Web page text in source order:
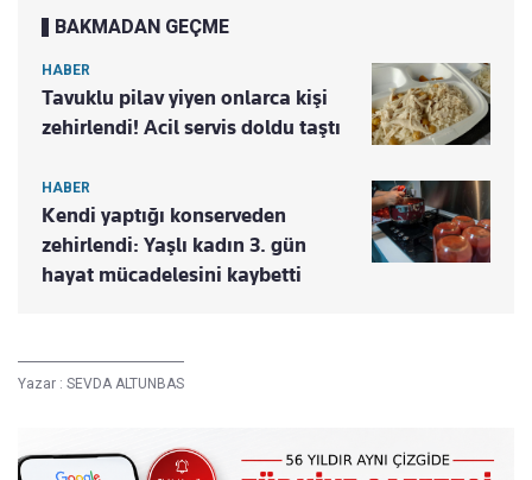
BAKMADAN GEÇME
HABER
Tavuklu pilav yiyen onlarca kişi
zehirlendi! Acil servis doldu taştı
HABER
Kendi yaptığı konserveden
zehirlendi: Yaşlı kadın 3. gün
hayat mücadelesini kaybetti
Yazar : SEVDA ALTUNBAS